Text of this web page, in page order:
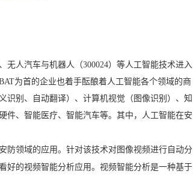
无人汽车与机器人（300024）等人工智能技术进入
为首的企业也着手酝酿着人工智能各个领域的商
识别、自动翻译）、计算机视觉（图像识别）、知
件、智能医疗、智能汽车等。其中，人工智能在安
领域的应用。针对该技术对图像视频进行自动分
好的视频智能分析应用。视频智能分析是一种基于